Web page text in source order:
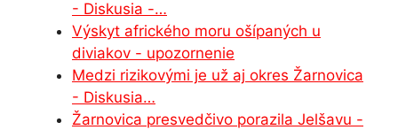
k er
- Diskusia -…
Výskyt afrického moru ošípaných u
diviakov - upozornenie
Medzi rizikovými je už aj okres Žarnovica
- Diskusia…
Žarnovica presvedčivo porazila Jelšavu -